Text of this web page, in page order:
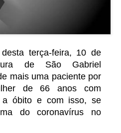
terça-feira, 10 de
de São Gabriel
mais uma paciente por
de 66 anos com
a óbito e com isso, se
do coronavírus no